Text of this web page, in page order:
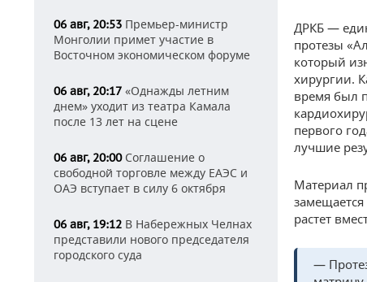
06 авг, 20:53 Премьер-министр
Монголии примет участие в
Восточном экономическом форуме
06 авг, 20:17 «Однажды летним
днем» уходит из театра Камала
после 13 лет на сцене
06 авг, 20:00Соглашение о
свободной торговле между ЕАЭС и
ОАЭ вступает в силу 6 октября
06 авг, 19:12 В Набережных Челнах
представили нового председателя
городского суда
ДРКБ —
протезы
который
хирургии.
время был
первого
лучшие
Материал
растет
—